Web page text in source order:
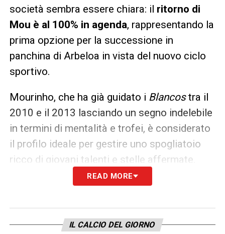
società sembra essere chiara: il ritorno di
Mou è al 100% in agenda, rappresentando la
prima opzione per la successione in
panchina di Arbeloa in vista del nuovo ciclo
sportivo.
Mourinho, che ha già guidato i Blancostra il
2010 e il 2013 lasciando un segno indelebile
in termini di mentalità e trofei, è considerato
il profilo ideale per gestire uno spogliatoio
ricco di giovani talenti e stelle affermate.
L’ultima parola a Florentino Pérez
Come spesso accade nelle dinamiche di
potere del club più titolato al mondo, ogni
READ MORE
IL CALCIO DEL GIORNO